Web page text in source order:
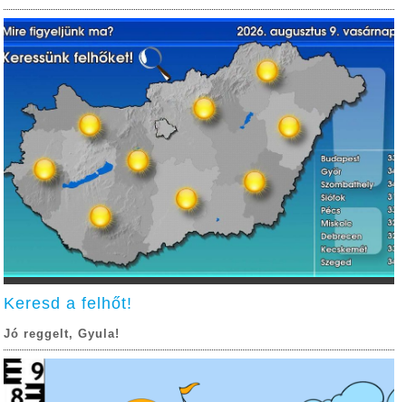
Keresd a felhőt!
Jó reggelt, Gyula!